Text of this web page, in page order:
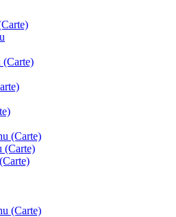
(Carte)
(Carte)
(Carte)
(Carte)